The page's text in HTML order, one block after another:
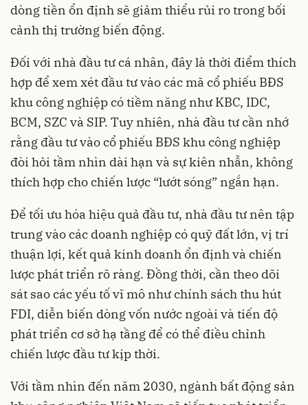
dòng tiền ổn định sẽ giảm thiểu rủi ro trong bối
cảnh thị trường biến động.
Đối với nhà đầu tư cá nhân, đây là thời điểm thích
hợp để xem xét đầu tư vào các mã cổ phiếu BĐS
khu công nghiệp có tiềm năng như KBC, IDC,
BCM, SZC và SIP. Tuy nhiên, nhà đầu tư cần nhớ
rằng đầu tư vào cổ phiếu BĐS khu công nghiệp
đòi hỏi tầm nhìn dài hạn và sự kiên nhẫn, không
thích hợp cho chiến lược “lướt sóng” ngắn hạn.
Để tối ưu hóa hiệu quả đầu tư, nhà đầu tư nên tập
trung vào các doanh nghiệp có quỹ đất lớn, vị trí
thuận lợi, kết quả kinh doanh ổn định và chiến
lược phát triển rõ ràng. Đồng thời, cần theo dõi
sát sao các yếu tố vĩ mô như chính sách thu hút
FDI, diễn biến dòng vốn nước ngoài và tiến độ
phát triển cơ sở hạ tầng để có thể điều chỉnh
chiến lược đầu tư kịp thời.
Với tầm nhìn đến năm 2030, ngành bất động sản